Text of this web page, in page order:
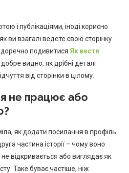
і публікаціями, іноді корисно
ви взагалі ведете свою сторінку
подивитися Як вести
видно, як дрібні деталі
від сторінки в цілому.
не працює або
як додати посилання в профіль
частина історії – чому воно
відкривається або виглядає як
Таке буває частіше, ніж